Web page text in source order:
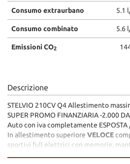
Consumo extraurbano 5.1
Consumo combinato 5.6
Emissioni CO2
Descrizione
STELVIO 210CV Q4 Allestimento
SUPER PROMO FINANZIARIA -2.000
Auto con iva completamente ESPOSTA
In allestimento superiore VELOCE
sportivi full elettrici con memorie,